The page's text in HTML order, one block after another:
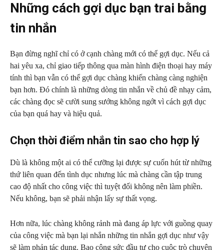
Những cách gợi dục bạn trai bằng
tin nhắn
Bạn đừng nghĩ chỉ có ở cạnh chàng mới có thể gợi dục. Nếu cả
hai yêu xa, chỉ giao tiếp thông qua màn hình điện thoại hay máy
tính thì bạn vẫn có thể gợi dục chàng khiến chàng càng nghiện
bạn hơn. Đó chính là những dòng tin nhắn về chủ đề nhạy cảm,
các chàng đọc sẽ cười sung sướng không ngớt vì cách gợi dục
của bạn quá hay và hiệu quả.
Chọn thời điểm nhắn tin sao cho hợp lý
Dù là không một ai có thể cưỡng lại được sự cuốn hút từ những
thứ liên quan đến tình dục nhưng lúc mà chàng cần tập trung
cao độ nhất cho công việc thì tuyệt đối không nên làm phiền.
Nếu không, bạn sẽ phải nhận lấy sự thất vọng.
Hơn nữa, lúc chàng không rảnh mà đang áp lực với guồng quay
của công việc mà bạn lại nhắn những tin nhắn gợi dục như vậy
sẽ làm phản tác dụng. Bao công sức đầu tư cho cuộc trò chuyện